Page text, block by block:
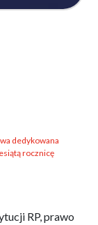
dedykowana
rocznicę
RP, prawo